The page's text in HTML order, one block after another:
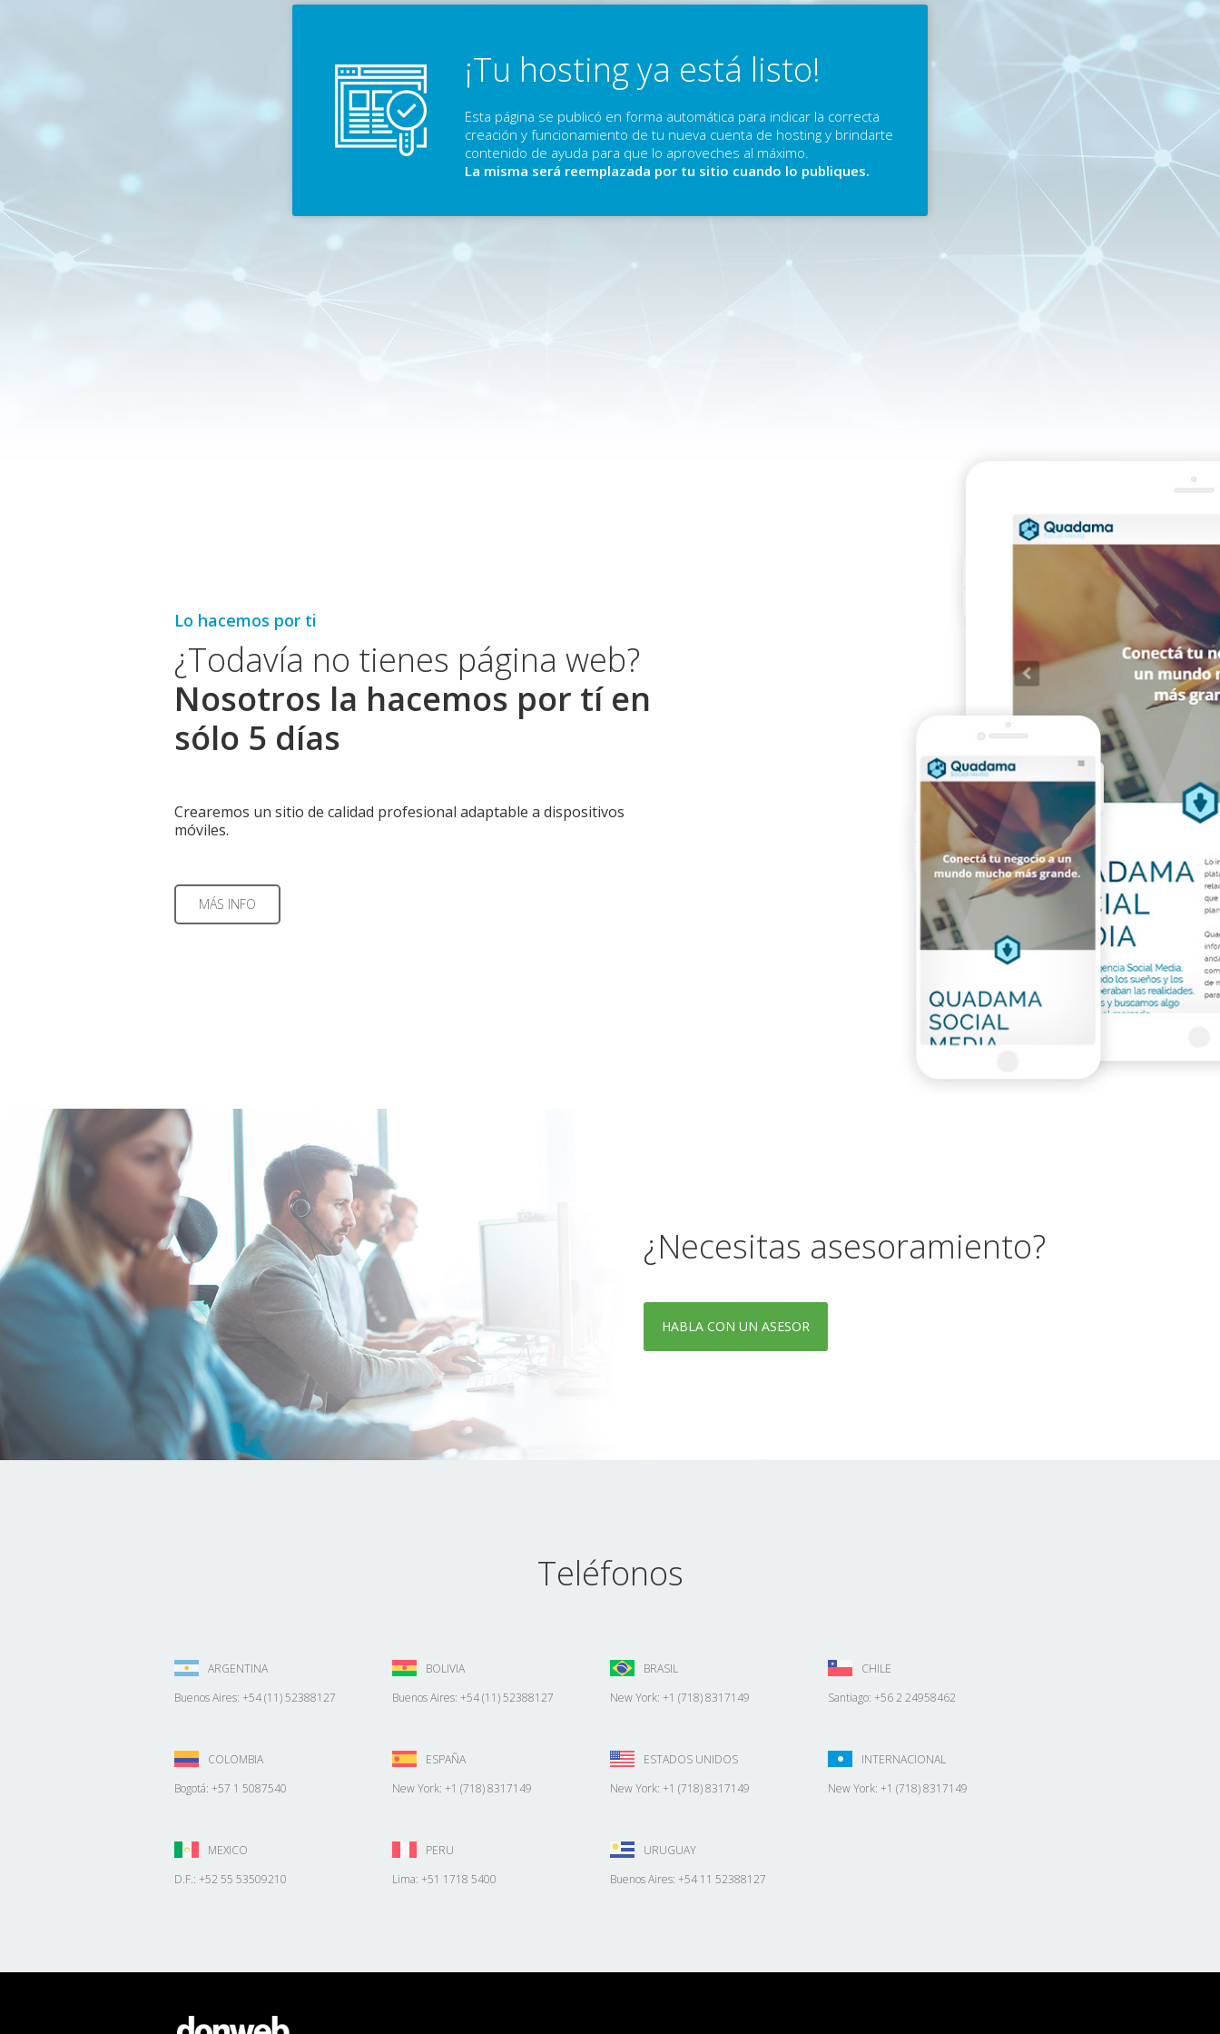
¡Tu hosting ya está listo!
Esta página se publicó en forma automática para indicar la correcta
creación y funcionamiento de tu nueva cuenta de hosting y brindarte
contenido de ayuda para que lo aproveches al máximo.
La misma será reemplazada por tu sitio cuando lo publiques.
Lo hacemos por ti
¿Todavía no tienes página web?
Nosotros la hacemos por tí en
sólo 5 días
Crearemos un sitio de calidad profesional adaptable a dispositivos
móviles.
MÁS INFO
¿Necesitas asesoramiento?
HABLA CON UN ASESOR
Teléfonos
ARGENTINA
Buenos Aires: +54 (11) 52388127
BOLIVIA
Buenos Aires: +54 (11) 52388127
BRASIL
New York: +1 (718) 8317149
CHILE
Santiago: +56 2 24958462
COLOMBIA
Bogotá: +57 1 5087540
ESPAÑA
New York: +1 (718) 8317149
ESTADOS UNIDOS
New York: +1 (718) 8317149
INTERNACIONAL
New York: +1 (718) 8317149
MEXICO
D.F.: +52 55 53509210
PERU
Lima: +51 1718 5400
URUGUAY
Buenos Aires: +54 11 52388127